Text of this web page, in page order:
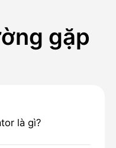
gặp
là gì?